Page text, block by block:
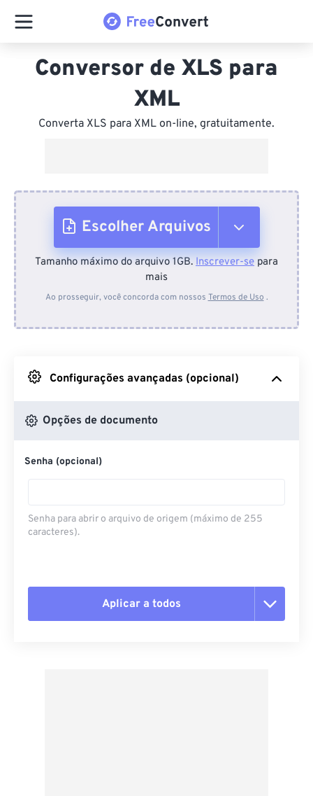
Conversor de XLS para
XML
Converta XLS para XML on-line, gratuitamente.
Escolher Arquivos
Do dispositivo
Do Google Drive
Do OneDrive
Da URL
Tamanho máximo do arquivo 1GB. Inscrever-se para
mais
Ao prosseguir, você concorda com nossos Termos de Uso .
Configurações avançadas (opcional)
Opções de documento
Senha (opcional)
Senha para abrir o arquivo de origem (máximo de 255
caracteres).
Aplicar a todos